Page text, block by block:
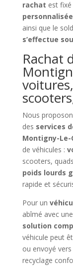
rachat est
personnalisée
ainsi que le
s’effectue
Rachat
Nous
des services
Montigny-Le-
de véhicules :
scooters,
poids lourds
rapide et
Pour un
abîmé avec une
solution
véhicule peut
ou envoyé vers
recyclage